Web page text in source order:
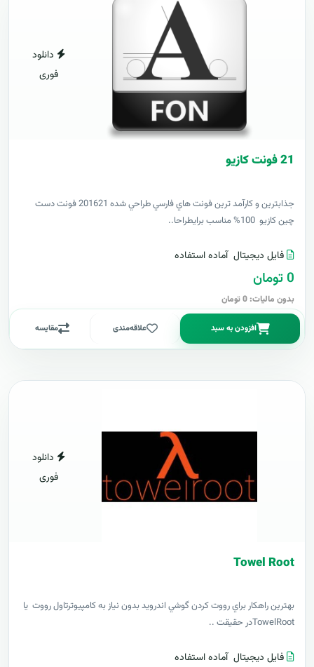
دانلود
فوری
21 فونت کازيو
جذابترين و کارآمد ترين فونت هاي فارسي طراحي شده 201621 فونت دست
چين کازيو 100% مناسب برايطراحا..
فایل دیجیتال آماده استفاده
0 تومان
بدون مالیات: 0 تومان
افزودن به سبد علاقه‌مندی مقایسه
دانلود
فوری
Towel Root
بهترين راهکار براي رووت کردن گوشي اندرويد بدون نياز به کامپيوترتاول رووت يا
TowelRootدر حقيقت ..
فایل دیجیتال آماده استفاده